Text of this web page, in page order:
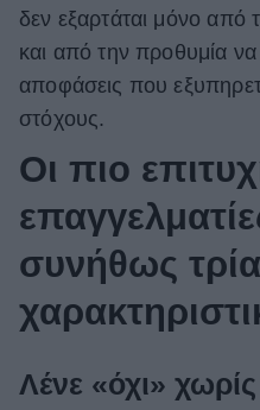
δεν εξαρτάται μόνο από
και από την προθυμία να
αποφάσεις που
στόχους.
Οι πιο
συνήθως
Λένε «όχι»